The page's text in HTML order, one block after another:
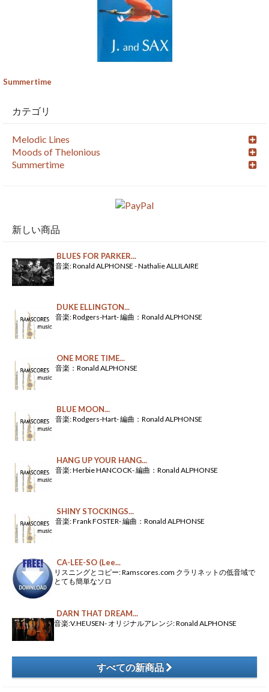
Summertime
カテゴリ
Melodic Lines
Moods of Thelonious
Summertime
新しい商品
BLUES FOR PARKER...
音楽: Ronald ALPHONSE - Nathalie ALLILAIRE
DUKE ELLINGTON...
音楽: Rodgers-Hart- 編曲：Ronald ALPHONSE
ONE MORE TIME...
音楽：Ronald ALPHONSE
BLUE MOON...
音楽: Rodgers-Hart- 編曲：Ronald ALPHONSE
HANG UP YOUR HANG...
音楽: Herbie HANCOCK- 編曲：Ronald ALPHONSE
SHINY STOCKINGS...
音楽: Frank FOSTER- 編曲：Ronald ALPHONSE
CA-LEE-SO (Lee...
リスニングとコピー: Ramscores.com クラリネットの低音域で
とても簡単なソロ
DARN THAT DREAM...
音楽:V.HEUSEN- オリジナルアレンジ: Ronald ALPHONSE
すべての新商品